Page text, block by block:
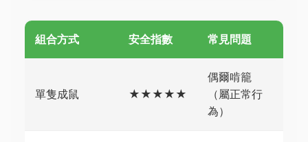
組合方式 安全指數 常見問題
單隻成鼠 ★★★★★
偶爾啃籠
（屬正常行
為）